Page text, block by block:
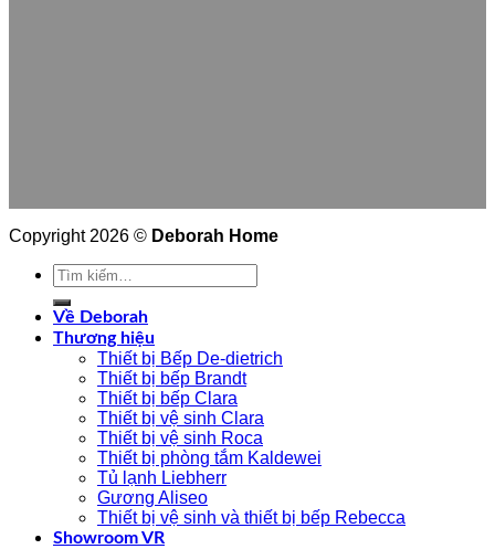
Copyright 2026 © Deborah Home
Tìm
kiếm:
Về Deborah
Thương hiệu
Thiết bị Bếp De-dietrich
Thiết bị bếp Brandt
Thiết bị bếp Clara
Thiết bị vệ sinh Clara
Thiết bị vệ sinh Roca
Thiết bị phòng tắm Kaldewei
Tủ lạnh Liebherr
Gương Aliseo
Thiết bị vệ sinh và thiết bị bếp Rebecca
Showroom VR